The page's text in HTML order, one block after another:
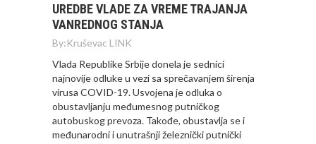
UREDBE VLADE ZA VREME TRAJANJA
VANREDNOG STANJA
By:Kruševac LINK
Vlada Republike Srbije donela je sednici
najnovije odluke u vezi sa sprečavanjem širenja
virusa COVID-19. Usvojena je odluka o
obustavljanju međumesnog putničkog
autobuskog prevoza. Takođe, obustavlja se i
međunarodni i unutrašnji železnički putnički